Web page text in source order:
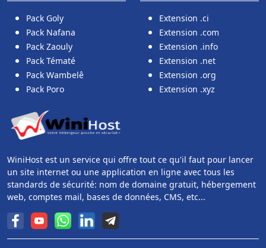
Pack Goly
Pack Nafana
Pack Zaouly
Pack Tématé
Pack Wambelê
Pack Poro
Extension .ci
Extension .com
Extension .info
Extension .net
Extension .org
Extension .xyz
WiniHost est un service qui offre tout ce qu'il faut pour lancer
un site internet ou une application en ligne avec tous les
standards de sécurité: nom de domaine gratuit, hébergement
web, comptes mail, bases de données, CMS, etc...